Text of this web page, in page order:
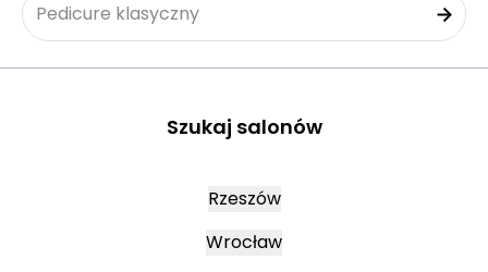
Pedicure klasyczny
Szukaj salonów
Rzeszów
Wrocław